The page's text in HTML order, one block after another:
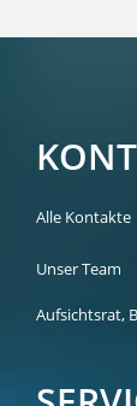
Alle Kontakte
Unser Team
Aufsichtsrat,